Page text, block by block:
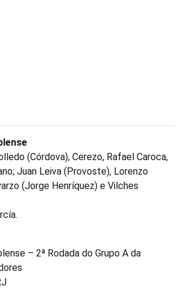
(Córdova), Cerezo, Rafael Caroca,
Juan Leiva (Provoste), Lorenzo
(Jorge Henríquez) e Vilches
– 2ª Rodada do Grupo A da